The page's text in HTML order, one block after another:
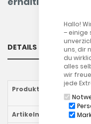
Hallo!
– einige
uns, dir
du
alles
wir
jede
DETAILS
Produktname
Artikelnummer